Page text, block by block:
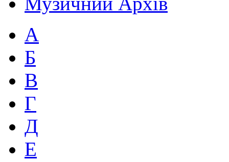
А
Б
В
Г
Д
Е